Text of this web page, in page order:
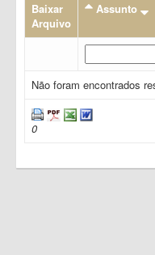
Baixar
Arquivo
Assunto
Não foram encontrados
0